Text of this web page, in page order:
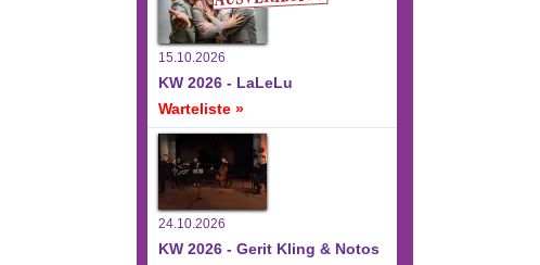
15.10.2026
KW 2026 - LaLeLu
Warteliste »
24.10.2026
KW 2026 - Gerit Kling & Notos